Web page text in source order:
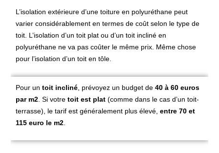
L’isolation extérieure d’une toiture en polyuréthane peut
varier considérablement en termes de coût selon le type de
toit. L’isolation d’un toit plat ou d’un toit incliné en
polyuréthane ne va pas coûter le même prix. Même chose
pour l’isolation d’un toit en tôle.
Pour untoit incliné , prévoyez un budget de40 à 60 euros
par m2 . Si votretoit est plat (comme dans le cas d’un toit-
terrasse), le tarif est généralement plus élevé,entre 70 et
115 euro le m2